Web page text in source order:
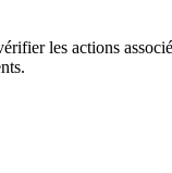
les actions